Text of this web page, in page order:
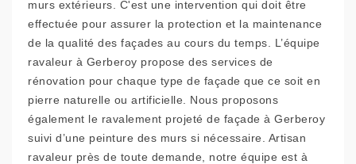
murs extérieurs. C'est une intervention qui doit être
effectuée pour assurer la protection et la maintenance
de la qualité des façades au cours du temps. L’équipe
ravaleur à Gerberoy propose des services de
rénovation pour chaque type de façade que ce soit en
pierre naturelle ou artificielle. Nous proposons
également le ravalement projeté de façade à Gerberoy
suivi d’une peinture des murs si nécessaire. Artisan
ravaleur près de toute demande, notre équipe est à